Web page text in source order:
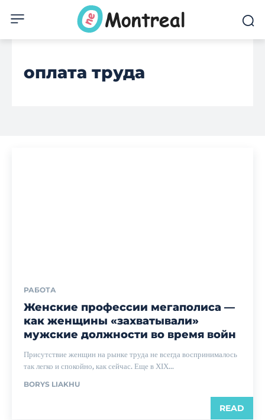
оплата труда
РАБОТА
Женские профессии мегаполиса —
как женщины «захватывали»
мужские должности во время войн
Присутствие женщин на рынке труда не всегда воспринималось
так легко и спокойно, как сейчас. Еще в ХІХ...
BORYS LIAKHU
READ